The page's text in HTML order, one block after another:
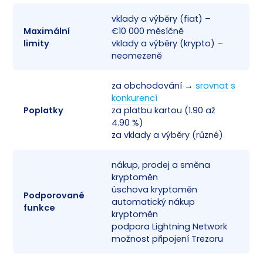
Maximální
limity
vklady a výběry (fiat) –
€10 000 měsíčně
vklady a výběry (krypto) –
neomezeně
Poplatky
za obchodování → srovnat s
konkurencí
za platbu kartou (1.90 až
4.90 %)
za vklady a výběry (různé)
Podporované
funkce
nákup, prodej a směna
kryptoměn
úschova kryptoměn
automatický nákup
kryptoměn
podpora Lightning Network
možnost připojení Trezoru